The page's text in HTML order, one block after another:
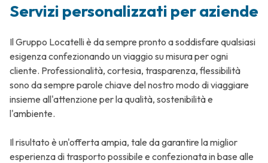
Servizi personalizzati per aziende
Il Gruppo Locatelli è da sempre pronto a soddisfare qualsiasi
esigenza confezionando un viaggio su misura per ogni
cliente. Professionalità, cortesia, trasparenza, flessibilità
sono da sempre parole chiave del nostro modo di viaggiare
insieme all'attenzione per la qualità, sostenibilità e
l'ambiente.
Il risultato è un'offerta ampia, tale da garantire la miglior
esperienza di trasporto possibile e confezionata in base alle